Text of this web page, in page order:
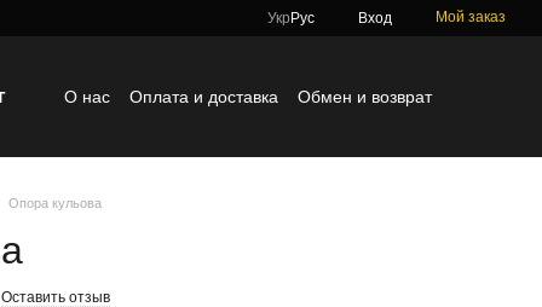
Укр Рус Вход Мой заказ
О нас Оплата и доставка
Обмен и возврат
Опора кульова
Оставить отзыв